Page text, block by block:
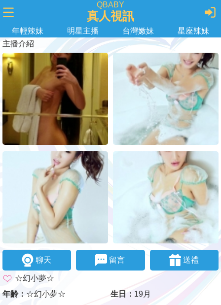
QBABY
真人視訊
年輕辣妹 明星主播 台灣嫩妹
星座辣妹
主播介紹
聊天 留言 送禮
☆幻小夢☆
年齡： ☆幻小夢☆ 生日： 19月